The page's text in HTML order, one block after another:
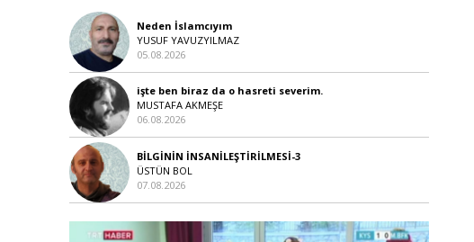
Neden İslamcıyım
YUSUF YAVUZYILMAZ
05.08.2026
işte ben biraz da o hasreti severim.
MUSTAFA AKMEŞE
06.08.2026
BİLGİNİN İNSANİLEŞTİRİLMESİ-3
ÜSTÜN BOL
07.08.2026